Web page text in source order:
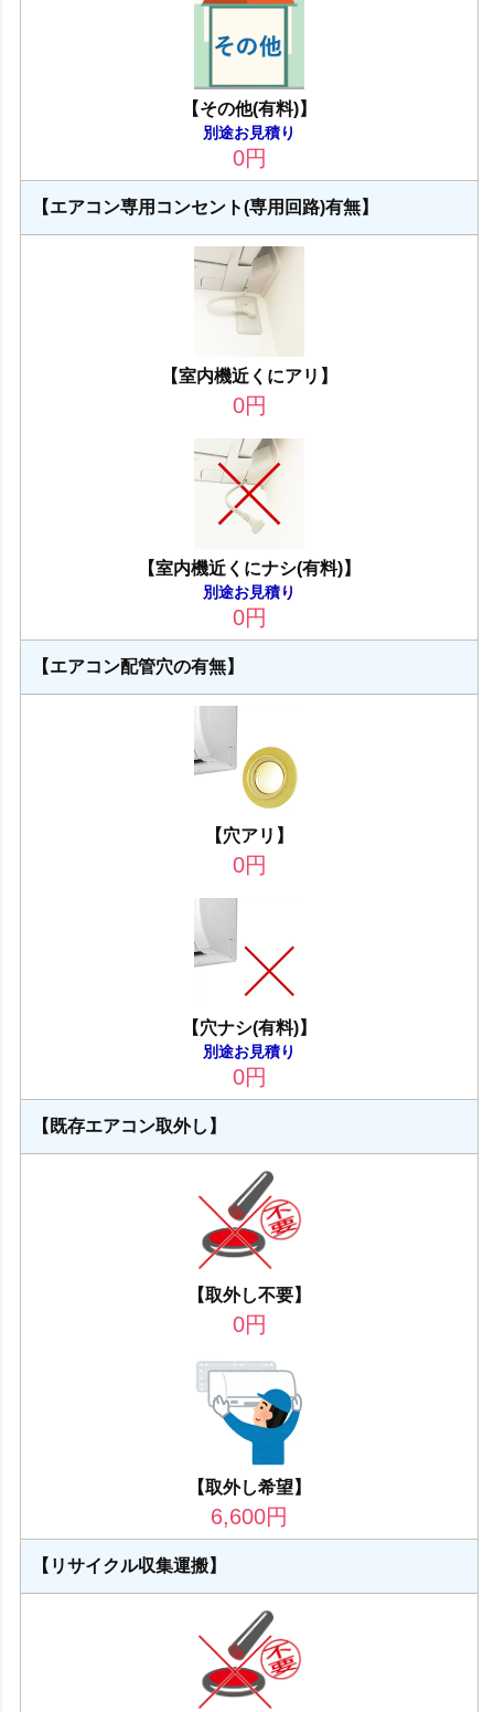
【その他(有料)】
別途お見積り
0円
【エアコン専用コンセント(専用回路)有無】
【室内機近くにアリ】
0円
【室内機近くにナシ(有料)】
別途お見積り
0円
【エアコン配管穴の有無】
【穴アリ】
0円
【穴ナシ(有料)】
別途お見積り
0円
【既存エアコン取外し】
【取外し不要】
0円
【取外し希望】
6,600円
【リサイクル収集運搬】